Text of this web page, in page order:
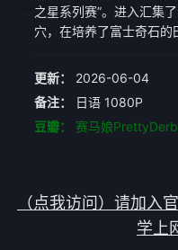
之星系列赛”。进入汇集
穴，在培养了富士奇石的
过宝穴实力的同龄人竞争
奔跑的曼城茶座。以及，
学家——爱丽速子。带着
更新：
2026-06-04
备注：
日语 1080P
豆瓣：
赛马娘
（点我访问）请加入
学上